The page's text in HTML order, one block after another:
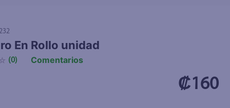
En Rollo unidad
☆ (0) Comentarios
₡160